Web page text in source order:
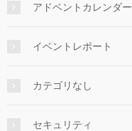
アドベントカレンダー
イベントレポート
カテゴリなし
セキュリティ